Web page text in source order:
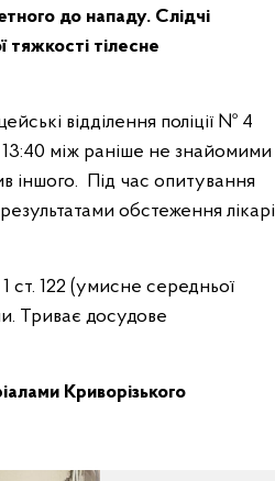
до нападу. Слідчі
тяжкості тілесне
відділення поліції № 4
13:40 між раніше не знайомими
іншого. Під час опитування
обстеження лікарі
ст. 122 (умисне середньої
Триває досудове
Криворізького